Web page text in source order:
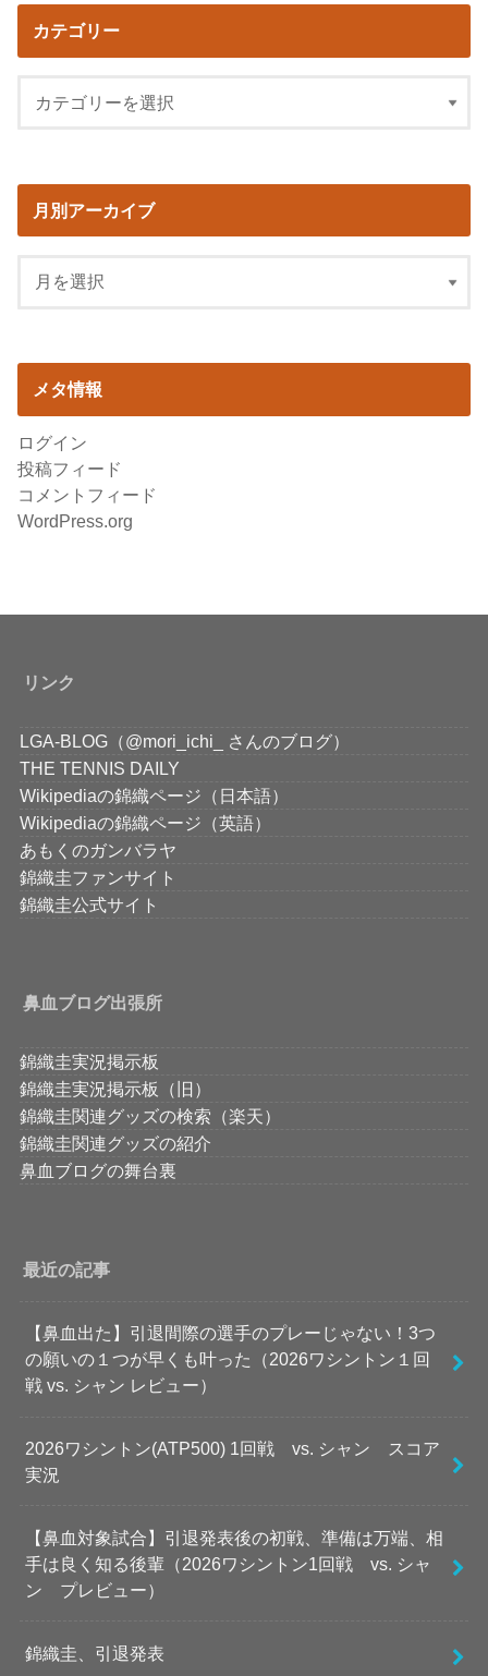
カテゴリー
月別アーカイブ
メタ情報
ログイン
投稿フィード
コメントフィード
WordPress.org
リンク
LGA-BLOG（@mori_ichi_ さんのブログ）
THE TENNIS DAILY
Wikipediaの錦織ページ（日本語）
Wikipediaの錦織ページ（英語）
あもくのガンバラヤ
錦織圭ファンサイト
錦織圭公式サイト
鼻血ブログ出張所
錦織圭実況掲示板
錦織圭実況掲示板（旧）
錦織圭関連グッズの検索（楽天）
錦織圭関連グッズの紹介
鼻血ブログの舞台裏
最近の記事
【鼻血出た】引退間際の選手のプレーじゃない！3つ
の願いの１つが早くも叶った（2026ワシントン１回
戦 vs. シャン レビュー）
2026ワシントン(ATP500) 1回戦 vs. シャン スコア
実況
【鼻血対象試合】引退発表後の初戦、準備は万端、相
手は良く知る後輩（2026ワシントン1回戦 vs. シャ
ン プレビュー）
錦織圭、引退発表